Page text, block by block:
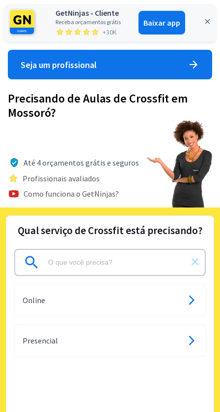
GetNinjas - Cliente
Receba orçamentos grátis
+30K
Baixar app
Entrar
Seja um profissional
Precisando de Aulas de Crossfit em
Mossoró?
Até 4 orçamentos grátis e seguros
Profissionais avaliados
Como funciona o GetNinjas?
Qual serviço de Crossfit está precisando?
Online
Presencial